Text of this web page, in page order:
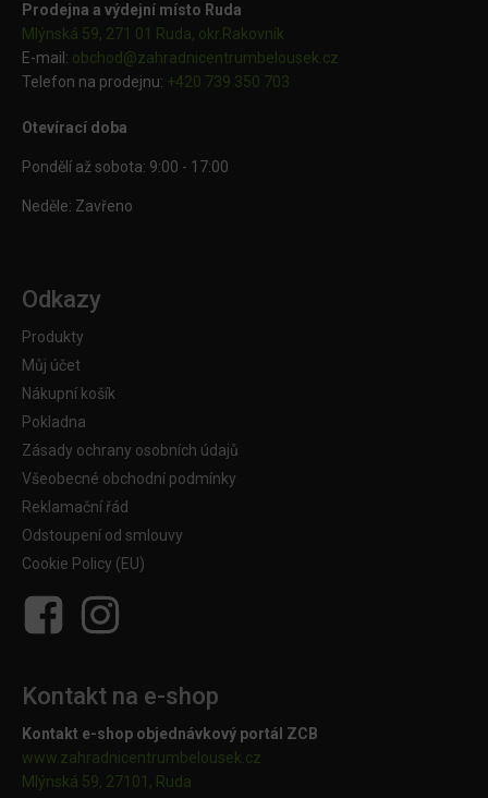
Prodejna a výdejní místo Ruda
Mlýnská 59, 271 01 Ruda, okr.Rakovník
E-mail: obchod@zahradnicentrumbelousek.cz
Telefon na prodejnu: +420 739 350 703
Otevírací doba
Pondělí až sobota: 9:00 - 17:00
Neděle: Zavřeno
Odkazy
Produkty
Můj účet
Nákupní košík
Pokladna
Zásady ochrany osobních údajů
Všeobecné obchodní podmínky
Reklamační řád
Odstoupení od smlouvy
Cookie Policy (EU)
Kontakt na e-shop
Kontakt e-shop objednávkový portál ZCB
www.zahradnicentrumbelousek.cz
Mlýnská 59, 27101, Ruda